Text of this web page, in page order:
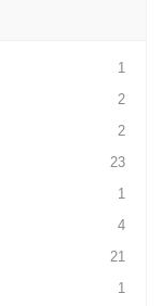
1
2
2
23
1
4
21
1